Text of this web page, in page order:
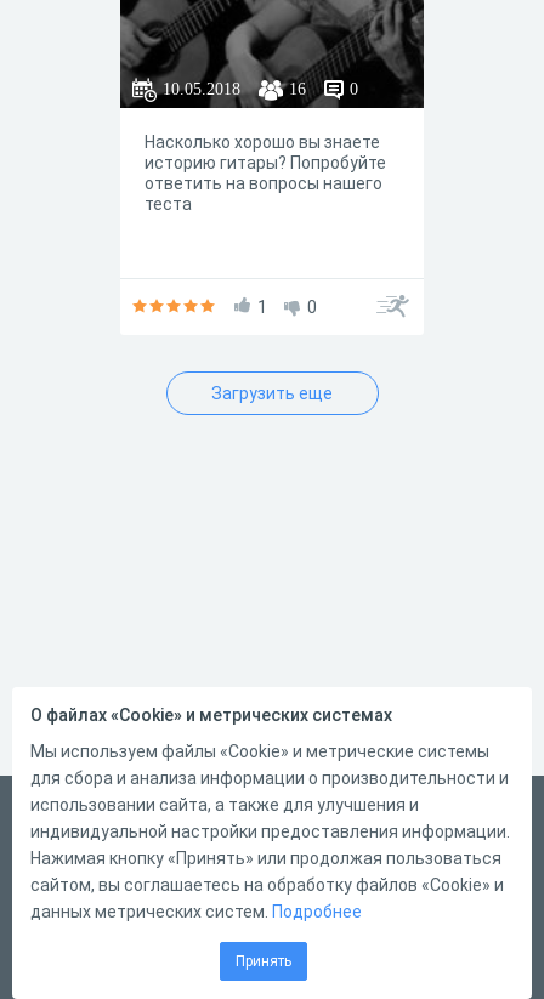
10.05.2018 16 0
Насколько хорошо вы знаете
историю гитары? Попробуйте
ответить на вопросы нашего
теста
1 0
Загрузить еще
Русский
Справка
Форма обратной связи
О файлах «Cookie» и метрических системах
Мы используем файлы «Cookie» и метрические системы
для сбора и анализа информации о производительности и
использовании сайта, а также для улучшения и
индивидуальной настройки предоставления информации.
Нажимая кнопку «Принять» или продолжая пользоваться
сайтом, вы соглашаетесь на обработку файлов «Cookie» и
данных метрических систем. Подробнее
Принять